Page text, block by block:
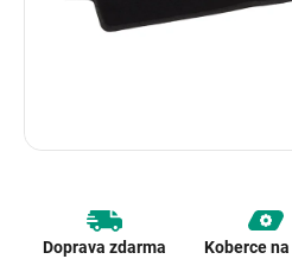
Doprava zdarma
Koberce